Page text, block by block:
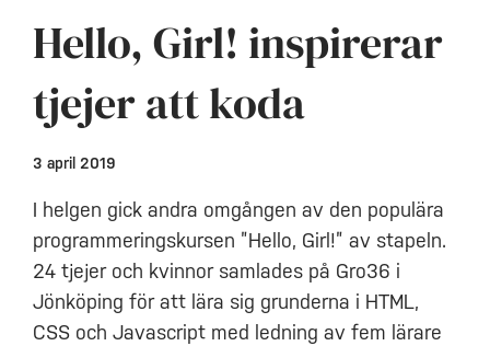
Hello, Girl! inspirerar
tjejer att koda
3 april 2019
I helgen gick andra omgången av den populära
programmeringskursen ”Hello, Girl!” av stapeln.
24 tjejer och kvinnor samlades på Gro36 i
Jönköping för att lära sig grunderna i HTML,
CSS och Javascript med ledning av fem lärare